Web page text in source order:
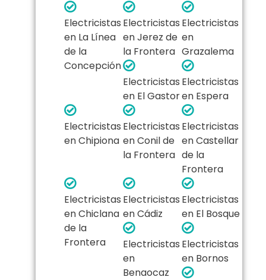
Electricistas
en La Línea
de la
Concepción
Electricistas
en Jerez de
la Frontera
Electricistas
en
Grazalema
Electricistas
en El Gastor
Electricistas
en Espera
Electricistas
en Chipiona
Electricistas
en Conil de
la Frontera
Electricistas
en Castellar
de la
Frontera
Electricistas
en Chiclana
de la
Frontera
Electricistas
en Cádiz
Electricistas
en El Bosque
Electricistas
en
Benaocaz
Electricistas
en Bornos